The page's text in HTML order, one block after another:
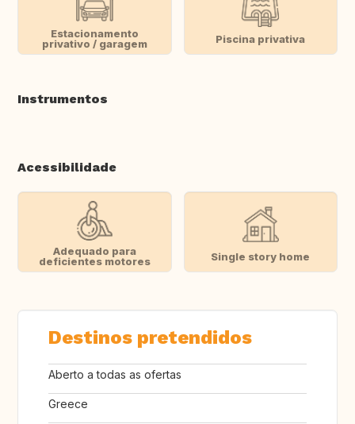
Estacionamento
privativo / garagem
Piscina privativa
Instrumentos
Acessibilidade
Adequado para
deficientes motores
Single story home
Destinos pretendidos
Aberto a todas as ofertas
Greece